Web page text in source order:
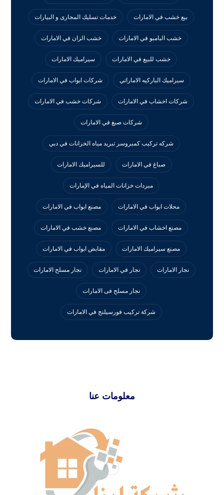
بيع خشب في الامارات خدمات تسليك المجارى و البيارات
خشب البامبو في الامارات خشب الزان في الامارات
خشب للبيع في الامارات سيراميك الامارات
سيراميك الباركيه الاماراتي شركات ابواب في الامارات
شركات اخشاب في الامارات شركات خشب في الامارات
شركات صبغ في الامارات
شركه تركيب كمبروسر تبريد مياه الخزانات في دبي
صباغ في الامارات للسيراميك الامارات
مبردات خزانات المياه في الإمارات
محلات ابواب في الامارات مصنع ابواب في الامارات
مصنع اخشاب في الامارات مصنع خشب في الامارات
مصنع سيراميك الامارات مقابض ابواب في الامارات
نجار الامارات نجار في الامارات نجار مسلح الامارات
نجار مسلح فى الامارات
‏شركة تركيب فورسيلنج في الامارات
معلومات عنا